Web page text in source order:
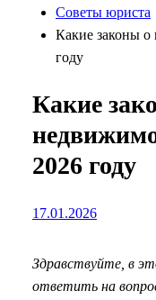
Советы юриста
Какие законы о
году
Какие
2026 году
17.01.2026
Здравствуйте, в
ответить на